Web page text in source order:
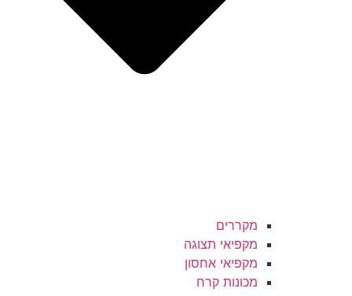
מקררים
מקפיאי תצוגה
מקפיאי אחסון
מכונות קרח